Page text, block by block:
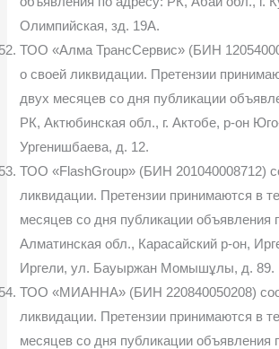
Олимпийская, зд. 19А.
ТОО «Алма ТрансСервис» (БИН
о своей ликвидации. Претензии
двух месяцев со дня публикации
РК, Актюбинская обл., г. Актобе, р-он
Ургенишбаева, д. 12.
ТОО «FlashGroup» (БИН 201040008712)
ликвидации. Претензии принимаются в
месяцев со дня публикации объявления
Алматинская обл., Карасайский р-он,
Иргели, ул. Бауыржан Момышұлы, д. 89.
ТОО «МИАННА» (БИН 220840050208)
ликвидации. Претензии принимаются в
месяцев со дня публикации объявления